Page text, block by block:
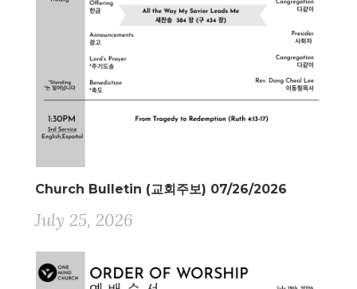
Church Bulletin (교회주보) 07/26/2026
July 25, 2026